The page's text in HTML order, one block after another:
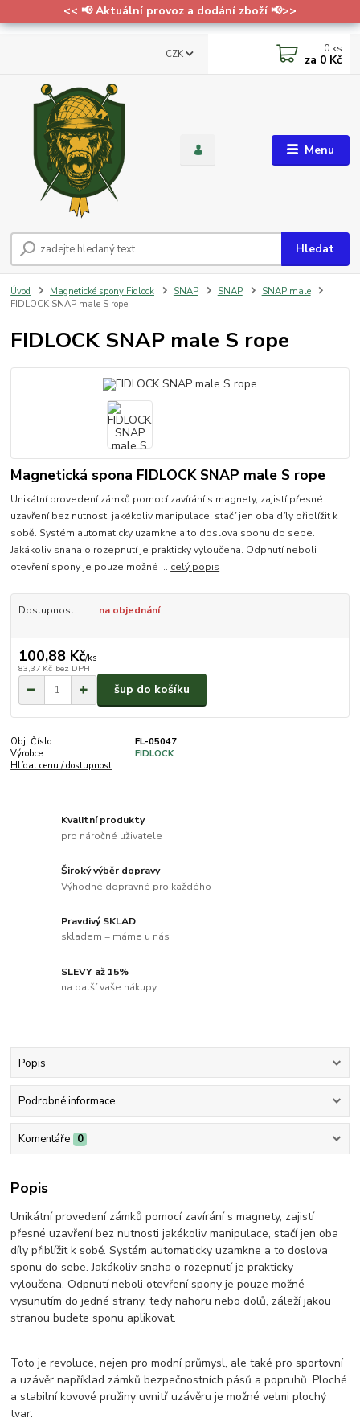
<< 📢 Aktuální provoz a dodání zboží 📢>>
Menu
CZK
Hledat
0 ks
za 0 Kč
Úvod Magnetické spony Fidlock SNAP SNAP
SNAP male
FIDLOCK SNAP male S rope
FIDLOCK SNAP male S rope
Magnetická spona FIDLOCK SNAP male S rope
Unikátní provedení zámků pomocí zavírání s magnety, zajistí přesné
uzavření bez nutnosti jakékoliv manipulace, stačí jen oba díly přiblížit k
sobě. Systém automaticky uzamkne a to doslova sponu do sebe.
Jakákoliv snaha o rozepnutí je prakticky vyloučena. Odpnutí neboli
otevření spony je pouze možné ... celý popis
Dostupnost na objednání
100,88 Kč/ks
83,37 Kč bez DPH
šup do košíku
Obj. Číslo
FL-05047
Výrobce:
FIDLOCK
Hlídat cenu / dostupnost
Kvalitní produkty
pro náročné uživatele
Široký výběr dopravy
Výhodné dopravné pro každého
Pravdivý SKLAD
skladem = máme u nás
SLEVY až 15%
na další vaše nákupy
Popis
Podrobné informace
Komentáře 0
Popis
Unikátní provedení zámků pomocí zavírání s magnety, zajistí
přesné uzavření bez nutnosti jakékoliv manipulace, stačí jen oba
díly přiblížit k sobě. Systém automaticky uzamkne a to doslova
sponu do sebe. Jakákoliv snaha o rozepnutí je prakticky
vyloučena. Odpnutí neboli otevření spony je pouze možné
vysunutím do jedné strany, tedy nahoru nebo dolů, záleží jakou
stranou budete sponu aplikovat.
Toto je revoluce, nejen pro modní průmysl, ale také pro sportovní
a uzávěr například zámků bezpečnostních pásů a popruhů. Ploché
a stabilní kovové pružiny uvnitř uzávěru je možné velmi plochý
tvar.